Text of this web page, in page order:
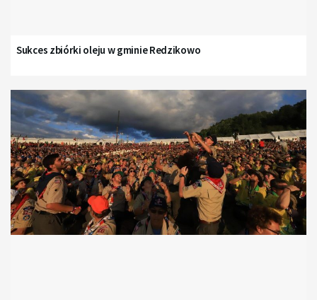
Sukces zbiórki oleju w gminie Redzikowo